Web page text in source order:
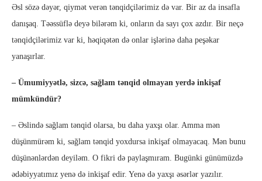
Əsl sözə dəyər, qiymət verən tənqidçilərimiz də var. Bir az da insafla
danışaq. Təəssüflə deyə bilərəm ki, onların da sayı çox azdır. Bir neçə
tənqidçilərimiz var ki, həqiqətən də onlar işlərinə daha peşəkar
yanaşırlar.
– Ümumiyyətlə, sizcə, sağlam tənqid olmayan yerdə inkişaf
mümkündür?
– Əslində sağlam tənqid olarsa, bu daha yaxşı olar. Amma mən
düşünmürəm ki, sağlam tənqid yoxdursa inkişaf olmayacaq. Mən bunu
düşünənlərdən deyiləm. O fikri də paylaşmıram. Bugünki günümüzdə
ədəbiyyatımız yenə də inkişaf edir. Yenə də yaxşı əsərlər yazılır.